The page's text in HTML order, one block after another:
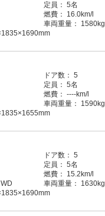
定員： 5名
燃費：
16.0km/l
車両重量：
1580kg
ドア数： 5
定員： 5名
燃費： ----km/l
車両重量：
1590kg
ドア数： 5
定員： 5名
燃費：
15.2km/l
車両重量：
1630kg